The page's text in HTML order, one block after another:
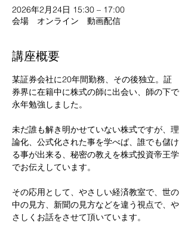
2026年2月24日 15:30 – 17:00
会場 オンライン 動画配信
講座概要
某証券会社に20年間勤務、その後独立。証
券界に在籍中に株式の師に出会い、師の下で
永年勉強しました。
未だ誰も解き明かせていない株式ですが、理
論化、公式化された事を学べば、誰でも儲け
る事が出来る、秘密の教えを株式投資帝王学
でお伝えしています。
その応用として、やさしい経済教室で、世の
中の見方、新聞の見方などを違う視点で、や
さしくお話をさせて頂いています。